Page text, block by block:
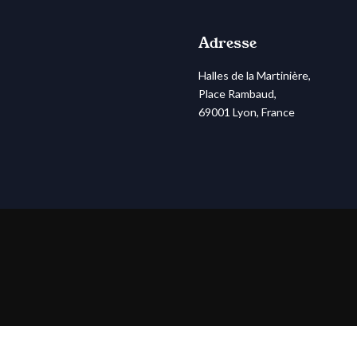
Adresse
Halles de la Martinière,
Place Rambaud,
69001 Lyon, France